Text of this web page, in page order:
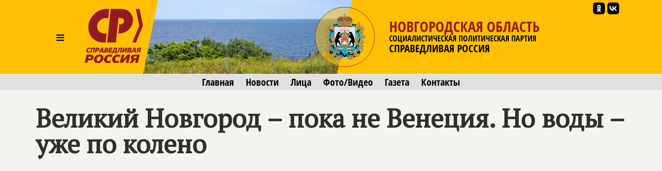
≡
НОВГОРОДСКАЯ ОБЛАСТЬ
СОЦИАЛИСТИЧЕСКАЯ ПОЛИТИЧЕСКАЯ ПАРТИЯ
СПРАВЕДЛИВАЯ РОССИЯ
Главная Новости Лица Фото/Видео Газета Контакты
Великий Новгород – пока не Венеция. Но воды –
уже по колено